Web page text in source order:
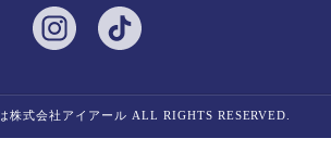
株式会社アイアール ALL RIGHTS RESERVED.